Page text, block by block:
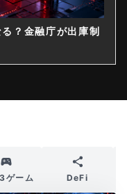
計60億円を調達、
ゲーム DeFi